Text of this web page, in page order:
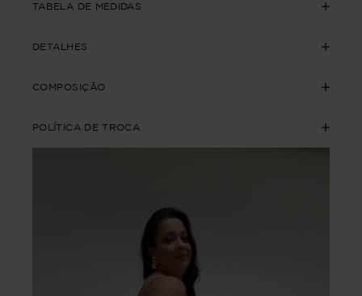
TABELA DE MEDIDAS
DETALHES
COMPOSIÇÃO
POLÍTICA DE TROCA